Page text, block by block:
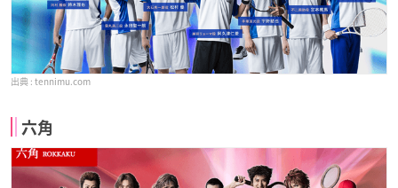
tennimu.com
六角